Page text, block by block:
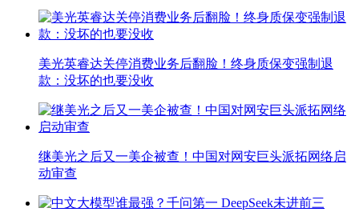
美光英睿达关停消费业务后翻脸！终身质保变强制退
款：没坏的也要没收
继美光之后又一美企被查！中国对网安巨头派拓网络启
动审查